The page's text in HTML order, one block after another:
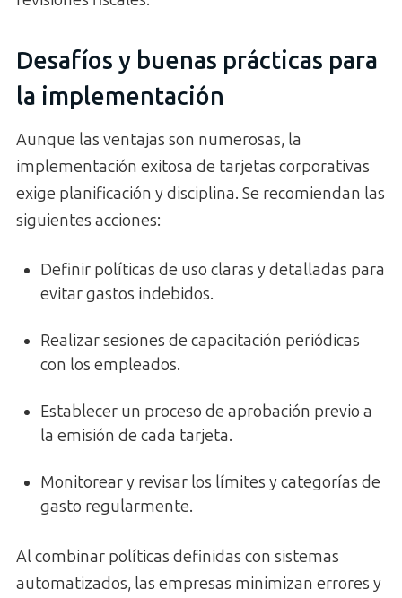
Desafíos y buenas prácticas para
la implementación
Aunque las ventajas son numerosas, la
implementación exitosa de tarjetas corporativas
exige planificación y disciplina. Se recomiendan las
siguientes acciones:
Definir políticas de uso claras y detalladas para
evitar gastos indebidos.
Realizar sesiones de capacitación periódicas
con los empleados.
Establecer un proceso de aprobación previo a
la emisión de cada tarjeta.
Monitorear y revisar los límites y categorías de
gasto regularmente.
Al combinar políticas definidas con sistemas
automatizados, las empresas minimizan errores y